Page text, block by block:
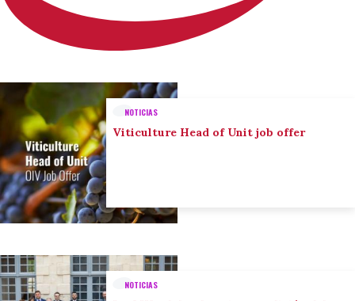
NOTICIAS
Viticulture Head of Unit job offer
NOTICIAS